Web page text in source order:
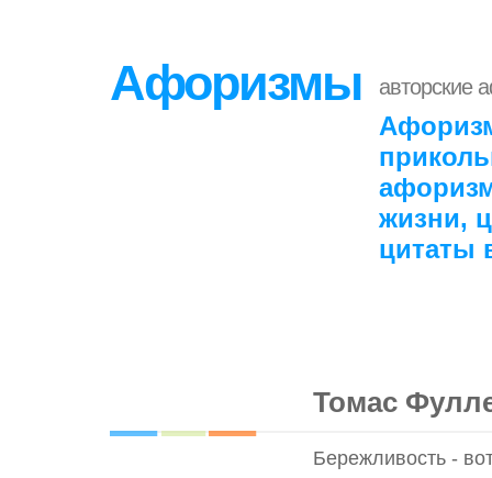
Афоризмы авторские
жизни,
цитаты
Томас
Бережливость -